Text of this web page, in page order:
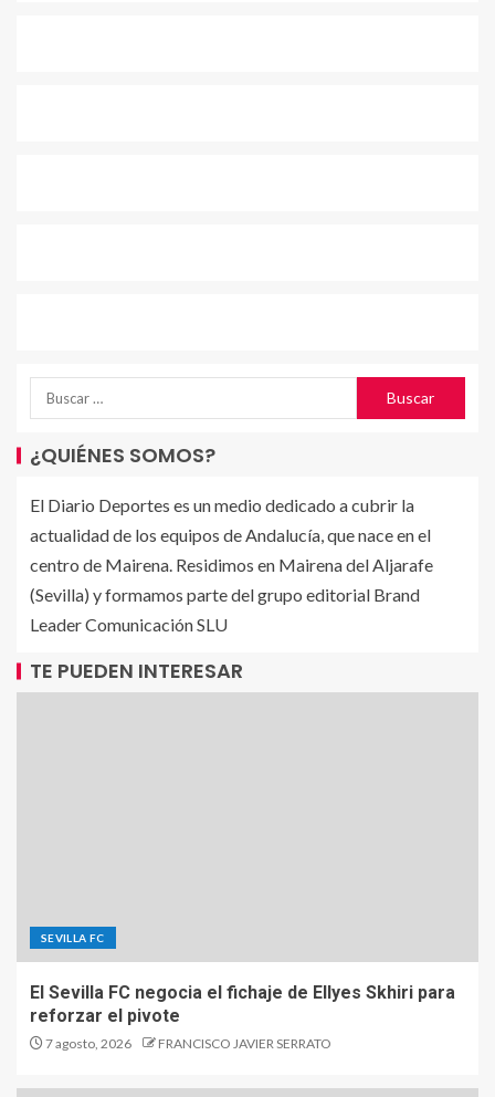
¿QUIÉNES SOMOS?
El Diario Deportes es un medio dedicado a cubrir la
actualidad de los equipos de Andalucía, que nace en el
centro de Mairena. Residimos en Mairena del Aljarafe
(Sevilla) y formamos parte del grupo editorial Brand
Leader Comunicación SLU
TE PUEDEN INTERESAR
SEVILLA FC
El Sevilla FC negocia el fichaje de Ellyes Skhiri para
reforzar el pivote
7 agosto, 2026 FRANCISCO JAVIER SERRATO